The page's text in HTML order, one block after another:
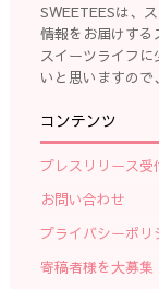
SWEETEESは、
情報をお届けする
スイーツライフ
いと思いますので
コンテンツ
プレスリリース受
お問い合わせ
プライバシーポリ
寄稿者様を大募集